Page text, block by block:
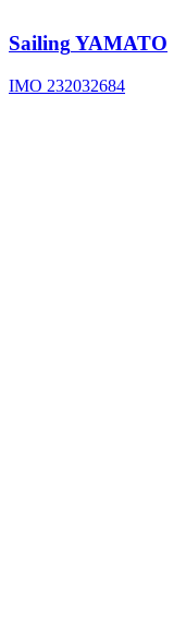
SailingYAMATO
IMO 232032684